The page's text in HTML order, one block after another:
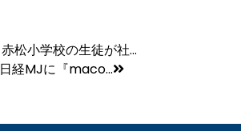
赤松小学校の生徒が社...
日経MJに『maco...